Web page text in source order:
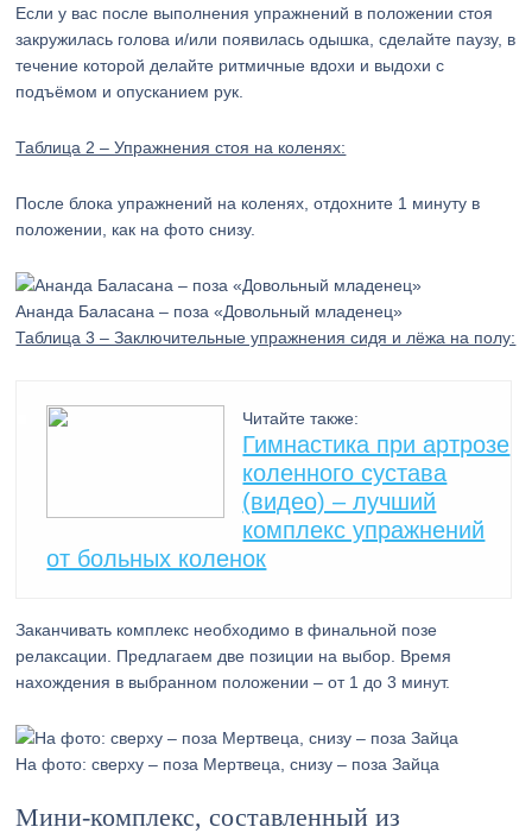
Если у вас после выполнения упражнений в положении стоя
закружилась голова и/или появилась одышка, сделайте паузу, в
течение которой делайте ритмичные вдохи и выдохи с
подъёмом и опусканием рук.
Таблица 2 – Упражнения стоя на коленях:
После блока упражнений на коленях, отдохните 1 минуту в
положении, как на фото снизу.
Ананда Баласана – поза «Довольный младенец»
Таблица 3 – Заключительные упражнения сидя и лёжа на полу:
Читайте также:
Гимнастика при артрозе
коленного сустава
(видео) – лучший
комплекс упражнений
от больных коленок
Заканчивать комплекс необходимо в финальной позе
релаксации. Предлагаем две позиции на выбор. Время
нахождения в выбранном положении – от 1 до 3 минут.
На фото: сверху – поза Мертвеца, снизу – поза Зайца
Мини-комплекс, составленный из